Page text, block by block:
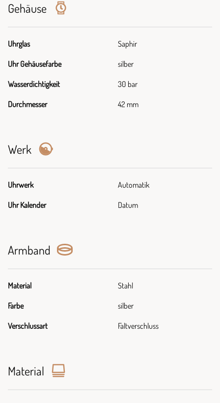
Gehäuse
Uhrglas Saphir
Uhr Gehäusefarbe silber
Wasserdichtigkeit 30 bar
Durchmesser 42 mm
Werk
Uhrwerk Automatik
Uhr Kalender Datum
Armband
Material Stahl
Farbe silber
Verschlussart Faltverschluss
Material